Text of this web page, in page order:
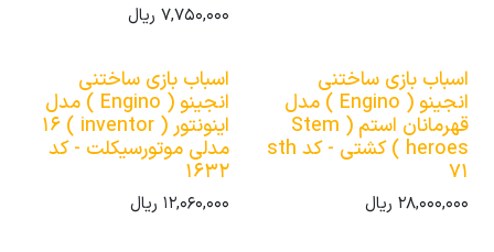
7,750,000ریال
اسباب بازی ساختنی
انجینو ( Engino ) مدل
قهرمانان استم ( Stem
heroes ) کشتی - کد sth
71
28,000,000 ریال
اسباب بازی ساختنی
انجینو ( Engino ) مدل
اینونتور ( inventor ) 16
مدلی موتورسیکلت - کد
1632
12,060,000ریال